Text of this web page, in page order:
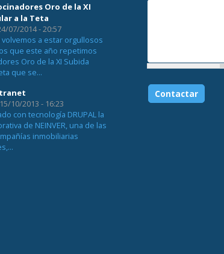
Oro de la XI
a la Teta
07/2014 - 20:57
volvemos a estar orgullosos
que este año repetimos
Oro de la XI Subida
que se...
10/2013 - 16:23
con tecnología DRUPAL la
de NEINVER, una de las
inmobiliarias